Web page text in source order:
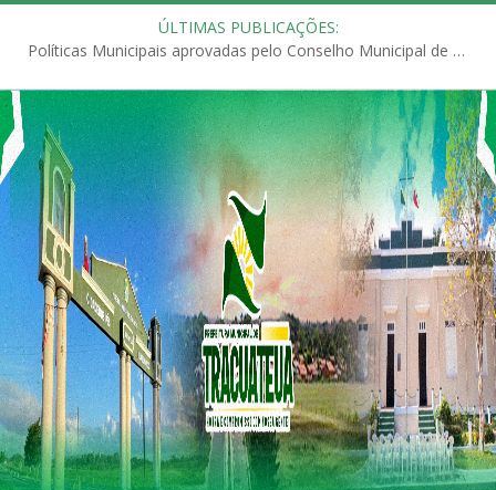
ÚLTIMAS PUBLICAÇÕES:
Políticas Municipais aprovadas pelo Conselho Municipal de Educação (CME)